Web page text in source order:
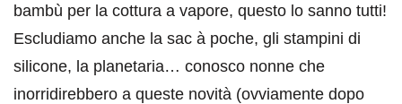
bambù per la cottura a vapore, questo lo sanno tutti!
Escludiamo anche la sac à poche, gli stampini di
silicone, la planetaria… conosco nonne che
inorridirebbero a queste novità (ovviamente dopo